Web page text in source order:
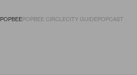
POPBEEPOPBEE CIRCLECITY GUIDEPOPCAST